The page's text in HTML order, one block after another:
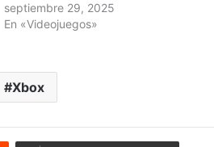
septiembre 29, 2025
En «Videojuegos»
Xbox